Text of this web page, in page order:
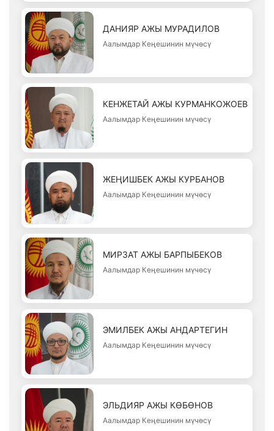
ДАНИЯР АЖЫ МУРАДИЛОВ
Аалымдар Кеңешинин мүчөсү
КЕНЖЕТАЙ АЖЫ КУРМАНКОЖОЕВ
Аалымдар Кеңешинин мүчөсү
ЖЕҢИШБЕК АЖЫ КУРБАНОВ
Аалымдар Кеңешинин мүчөсү
МИРЗАТ АЖЫ БАРПЫБЕКОВ
Аалымдар Кеңешинин мүчөсү
ЭМИЛБЕК АЖЫ АНДАРТЕГИН
Аалымдар Кеңешинин мүчөсү
ЭЛЬДИЯР АЖЫ КӨБӨНОВ
Аалымдар Кеңешинин мүчөсү